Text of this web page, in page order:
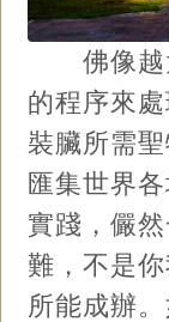
佛像越
的程序來
裝臟所需
匯集世界
實踐，儼
難，不是
所能成辦